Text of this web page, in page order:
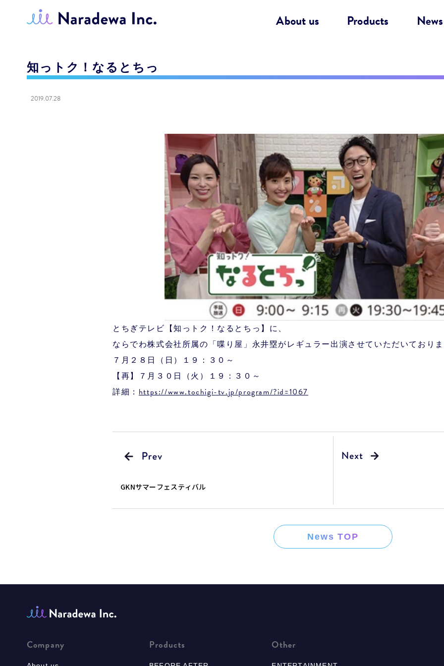
About us Products News
知っトク！なるとちっ
2019.07.28
とちぎテレビ【知っトク！なるとちっ】に、
ならでわ株式会社所属の「喋り屋」永井塁がレギュラー出演させていただいており
７月２８日（日）１９：３０～
【再】７月３０日（火）１９：３０～
詳細：https://www.tochigi-tv.jp/program/?id=1067
GKNサマーフェスティバル
News TOP
Company Products Other